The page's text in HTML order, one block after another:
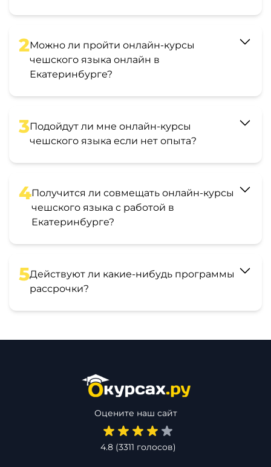
2Можно ли пройти онлайн-курсы
чешского языка онлайн в
Екатеринбурге?
3Подойдут ли мне онлайн-курсы
чешского языка если нет опыта?
4Получится ли совмещать онлайн-курсы
чешского языка с работой в
Екатеринбурге?
5Действуют ли какие-нибудь программы
рассрочки?
Оцените наш сайт
4.8(3311 голосов)